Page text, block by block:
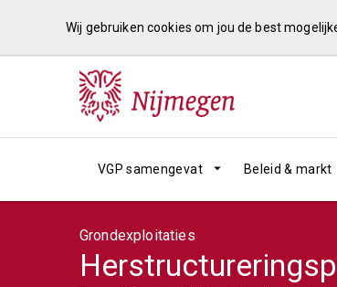
Wij gebruiken cookies om jou de best
VGP samengevat Beleid & markt
Grondexploitaties